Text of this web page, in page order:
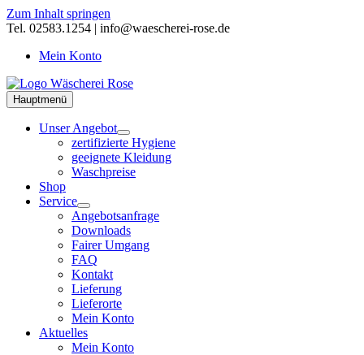
Zum Inhalt springen
Tel. 02583.1254 | info@waescherei-rose.de
Mein Konto
Hauptmenü
Unser Angebot
zertifizierte Hygiene
geeignete Kleidung
Waschpreise
Shop
Service
Angebotsanfrage
Downloads
Fairer Umgang
FAQ
Kontakt
Lieferung
Lieferorte
Mein Konto
Aktuelles
Mein Konto